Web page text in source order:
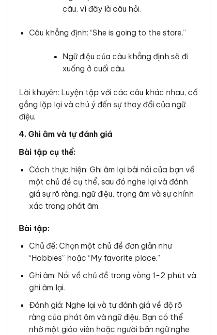
câu, vì đây là câu hỏi.
Câu khẳng định: “She is going to the store.”
Ngữ điệu của câu khẳng định sẽ đi
xuống ở cuối câu.
Lời khuyên: Luyện tập với các câu khác nhau, cố
gắng lặp lại và chú ý đến sự thay đổi của ngữ
điệu.
4. Ghi âm và tự đánh giá
Bài tập cụ thể:
Cách thực hiện: Ghi âm lại bài nói của bạn về
một chủ đề cụ thể, sau đó nghe lại và đánh
giá sự rõ ràng, ngữ điệu, trọng âm và sự chính
xác trong phát âm.
Bài tập:
Chủ đề: Chọn một chủ đề đơn giản như
“Hobbies” hoặc “My favorite place.”
Ghi âm: Nói về chủ đề trong vòng 1-2 phút và
ghi âm lại.
Đánh giá: Nghe lại và tự đánh giá về độ rõ
ràng của phát âm và ngữ điệu. Bạn có thể
nhờ một giáo viên hoặc người bản ngữ nghe